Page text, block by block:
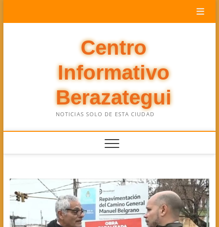
Centro
Informativo
Berazategui
NOTICIAS SOLO DE ESTA CIUDAD